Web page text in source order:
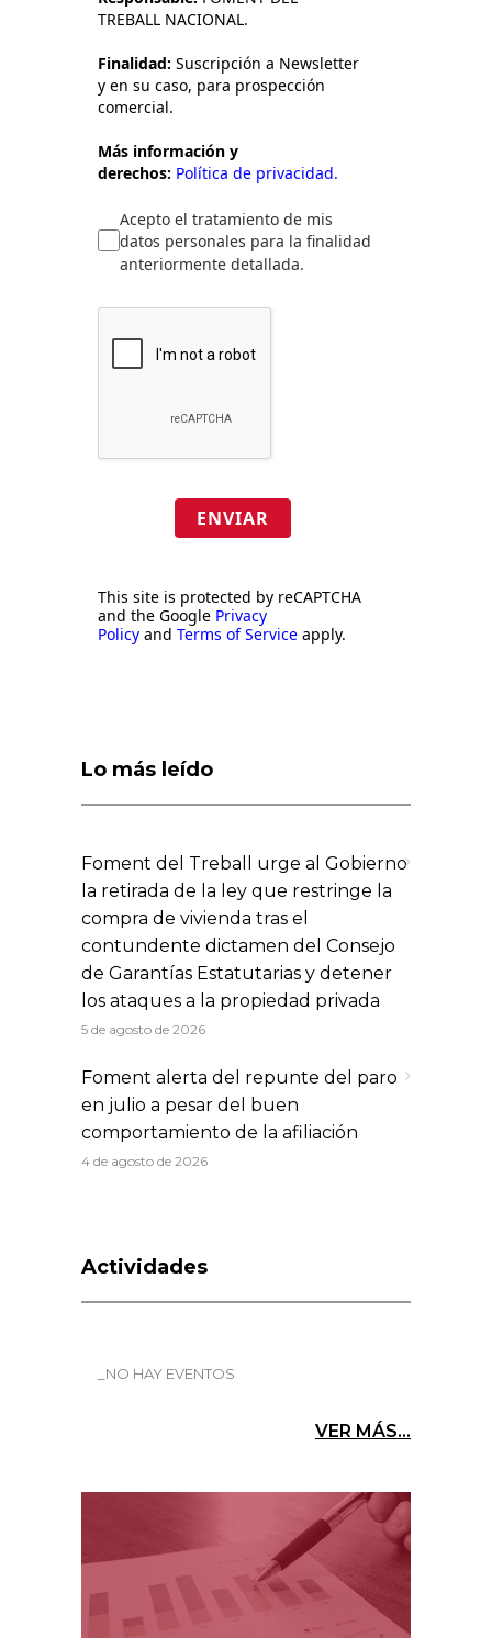
TREBALL NACIONAL.
Finalidad: Suscripción a Newsletter
y en su caso, para prospección
comercial.
Más información y
derechos: Política de privacidad.
Acepto el tratamiento de mis
datos personales para la finalidad
anteriormente detallada.
ENVIAR
This site is protected by reCAPTCHA
and the Google Privacy
Policy and Terms of Service apply.
Lo más leído
Foment del Treball urge al Gobierno
la retirada de la ley que restringe la
compra de vivienda tras el
contundente dictamen del Consejo
de Garantías Estatutarias y detener
los ataques a la propiedad privada
5 de agosto de 2026
Foment alerta del repunte del paro
en julio a pesar del buen
comportamiento de la afiliación
4 de agosto de 2026
Actividades
_NO HAY EVENTOS
VER MÁS...